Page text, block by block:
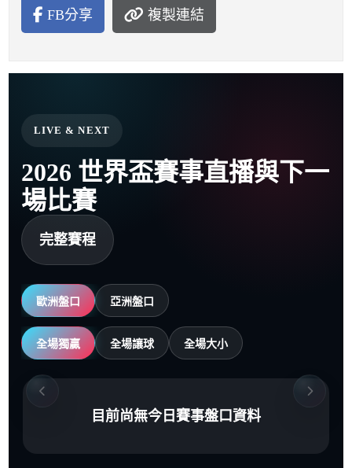
FB分享 複製連結
LIVE & NEXT
2026 世界盃賽事直播與下一
場比賽
完整賽程
歐洲盤口 亞洲盤口
全場獨贏 全場讓球 全場大小
目前尚無今日賽事盤口資料